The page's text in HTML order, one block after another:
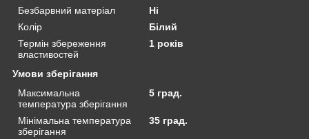
Безбарвний матеріал
Ні
Колір
Білий
Термін збереження
властивостей
1 років
Умови зберігання
Максимальна
температура зберігання
5 град.
Мінімальна температура
зберігання
35 град.